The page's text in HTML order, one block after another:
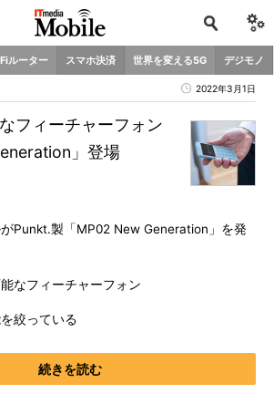
ルーター スマホ決済 世界を変える5G デジモノ
2022年3月1日
フィーチャーフォン
」登場
Punkt.製「MP02 New Generation」を発
なフィーチャーフォン
絞っている
続きを読む